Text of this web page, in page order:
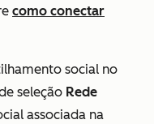
como conectar
social no
seleção Rede
associada na